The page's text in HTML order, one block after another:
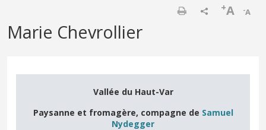
-A
+A
Marie Chevrollier
Vallée du Haut-Var
Paysanne et fromagère, compagne de Samuel
Nydegger